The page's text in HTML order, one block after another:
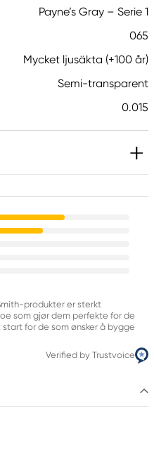
Payne’s Gray – Serie 1
065
Mycket ljusäkta (+100 år)
Semi-transparent
0.015
produkter er sterkt
som gjør dem perfekte for de
for de som ønsker å bygge
Verified by Trustvoice